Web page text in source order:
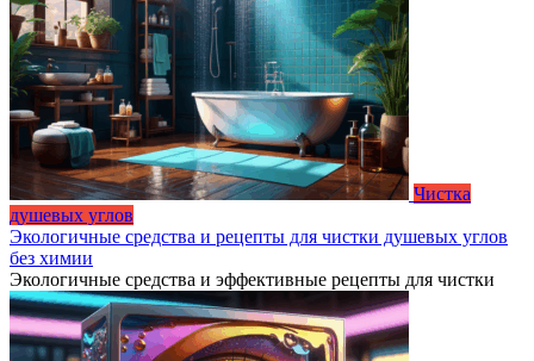
Чистка
душевых углов
Экологичные средства и рецепты для чистки душевых углов
без химии
Экологичные средства и эффективные рецепты для чистки